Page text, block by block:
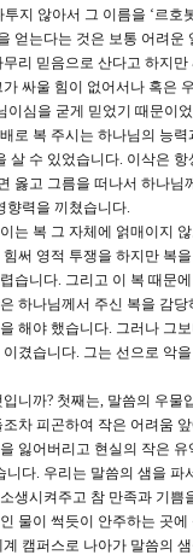
지 않아서 그 이름을 ‘르
얻는다는 것은 보통 어려운
리 믿음으로 산다고 하지
싸울 힘이 없어서나 혹은
심을 굳게 믿었기 때문이
로 복 주시는 하나님의 능
수 있었습니다. 이삭은
옳고 그름을 떠나서 하나님
향력을 끼쳤습니다.
는 복 그 자체에 얽매이지
써 영적 투쟁을 하지만 복
습니다. 그리고 이 복 때문
하나님께서 주신 복을 감
해야 했습니다. 그러나 그
겼습니다. 그는 선으로 악
니까? 첫째는, 말씀의 우물
차 피곤하여 작은 어려움
잃어버리고 현실의 작은 유
다. 우리는 말씀의 샘을 파
생시켜주고 참 만족과 기쁨
물이 썩듯이 안주하는 곳
캠퍼스로 나아가 말씀의